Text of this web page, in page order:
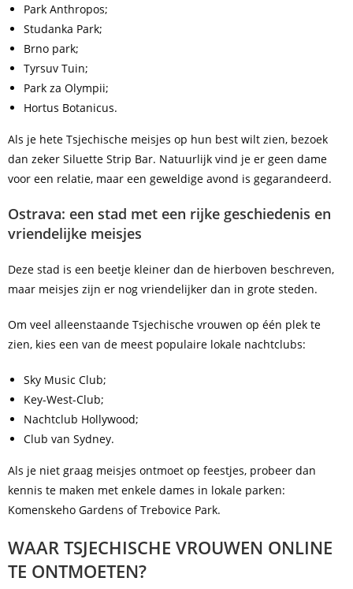
Park Anthropos;
Studanka Park;
Brno park;
Tyrsuv Tuin;
Park za Olympii;
Hortus Botanicus.
Als je hete Tsjechische meisjes op hun best wilt zien, bezoek
dan zeker Siluette Strip Bar. Natuurlijk vind je er geen dame
voor een relatie, maar een geweldige avond is gegarandeerd.
Ostrava: een stad met een rijke geschiedenis en
vriendelijke meisjes
Deze stad is een beetje kleiner dan de hierboven beschreven,
maar meisjes zijn er nog vriendelijker dan in grote steden.
Om veel alleenstaande Tsjechische vrouwen op één plek te
zien, kies een van de meest populaire lokale nachtclubs:
Sky Music Club;
Key-West-Club;
Nachtclub Hollywood;
Club van Sydney.
Als je niet graag meisjes ontmoet op feestjes, probeer dan
kennis te maken met enkele dames in lokale parken:
Komenskeho Gardens of Trebovice Park.
WAAR TSJECHISCHE VROUWEN ONLINE
TE ONTMOETEN?